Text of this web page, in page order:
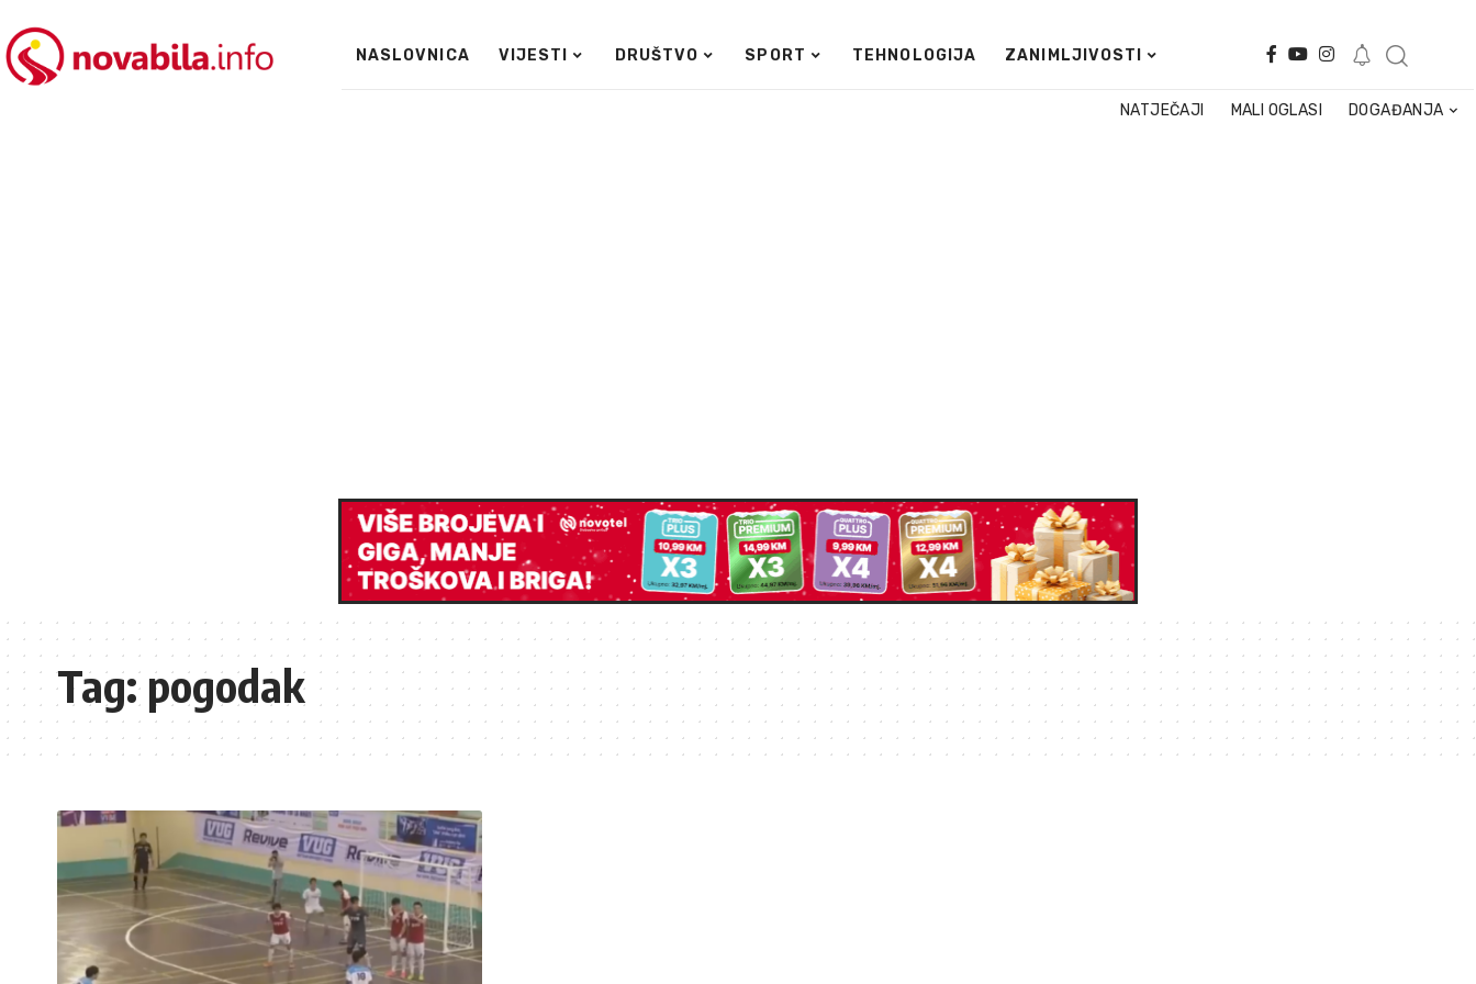
NASLOVNICA VIJESTI DRUŠTVO SPORT TEHNOLOGIJA ZANIMLJIVOSTI
NATJEČAJI MALI OGLASI DOGAĐANJA
Tag:pogodak